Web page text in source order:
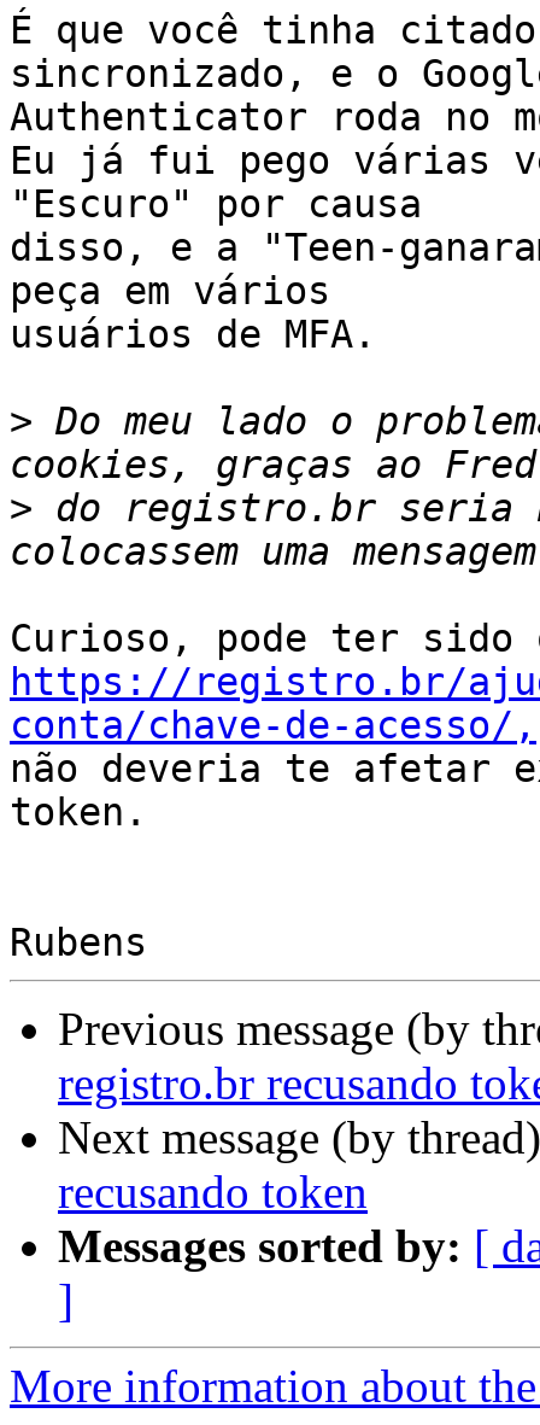
É que você tinha
sincronizado, e o
Authenticator roda no
Eu já fui pego várias
"Escuro" por causa
disso, e a "Teen-
peça em vários
usuários de MFA.
> Do meu lado o
> do registro.br seria
https://registro.br/
conta/chave-de-acesso/,
não deveria te afetar
token.
Previous message (by
registro.br recusando
Next message (by
recusando token
Messages sorted by: [
]
More information about